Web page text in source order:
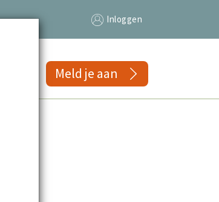
Inloggen
Meld je aan